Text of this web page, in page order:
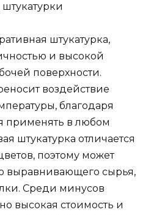
штукатурка,
и высокой
поверхности.
воздействие
благодаря
применять в любом
штукатурка отличается
поэтому может
выравнивающего сырья,
Среди минусов
высокая стоимость и